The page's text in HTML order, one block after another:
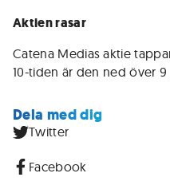
Aktien rasar
Catena Medias aktie
10-tiden är den ned över
Dela med dig
Twitter
Facebook